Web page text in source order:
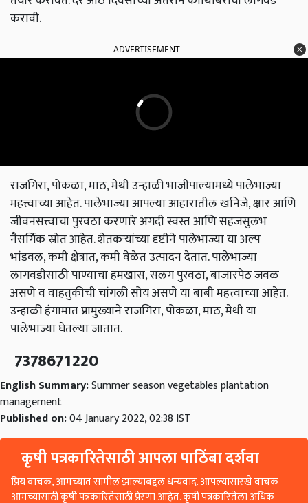
करावी.
ADVERTISEMENT
राजगिरा, पोकळा, माठ, मेथी उन्हाळी भाजीपाल्यामध्ये पालेभाज्या
महत्त्वाच्या आहेत. पालेभाज्या आपल्या आहारातील खनिजे, क्षार आणि
जीवनसत्त्वाचा पुरवठा करणारे अगदी स्वस्त आणि सहजसुलभ
नैसर्गिक स्रोत आहेत. शेतकऱ्यांच्या दृष्टीने पालेभाज्या या अल्प
भांडवल, कमी क्षेत्रात, कमी वेळेत उत्पादन देतात. पालेभाज्या
लागवडीसाठी पाण्याचा हमखास, सलग पुरवठा, बाजारपेठ जवळ
असणे व वाहतुकीची चांगली सोय असणे या बाबी महत्त्वाच्या आहेत.
उन्हाळी हंगामात प्रामुख्याने राजगिरा, पोकळा, माठ, मेथी या
पालेभाज्या घेतल्या जातात.
7378671220
English Summary:Summer season vegetables plantation
management
Published on:04 January 2022, 02:38 IST
कृषी पत्रकारितेसाठी आपला पाठिंबा दर्शवा
प्रिय वाचक, आमच्यात सामील झाल्याबद्दल धन्यवाद. आपल्यासारखे वाचक
आमच्यासाठी कृषी पत्रकारितेसाठी प्रेरणा आहेत. कृषी पत्रकारितेला अधिक